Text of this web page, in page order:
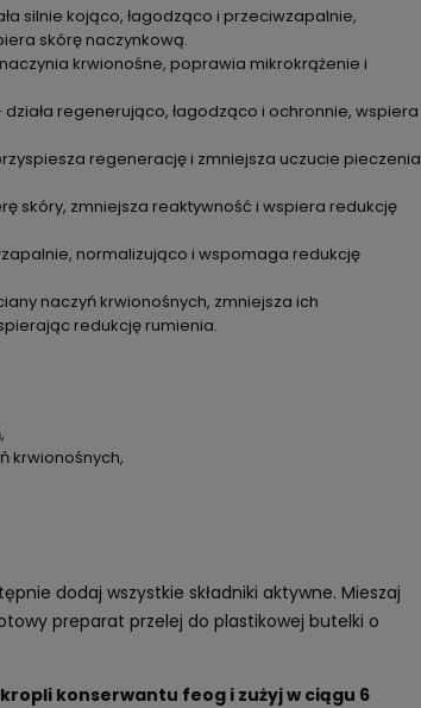
silnie kojąco, łagodząco i przeciwzapalnie,
skórę naczynkową.
krwionośne, poprawia mikrokrążenie i
działa regenerująco, łagodząco i ochronnie, wspiera
regenerację i zmniejsza uczucie pieczenia
skóry, zmniejsza reaktywność i wspiera redukcję
normalizująco i wspomaga redukcję
naczyń krwionośnych, zmniejsza ich
redukcję rumienia.
krwionośnych,
dodaj wszystkie składniki aktywne. Mieszaj
preparat przelej do plastikowej butelki o
konserwantu feog i zużyj w ciągu 6